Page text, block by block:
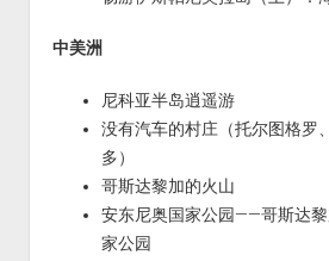
中美洲
尼科亚半岛逍遥游
没有汽车的村庄（托尔图格罗
多）
哥斯达黎加的火山
安东尼奥国家公园——哥斯达
家公园